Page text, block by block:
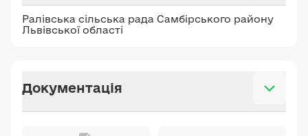
Ралівська сільська рада Самбірського району
Львівської області
Документація